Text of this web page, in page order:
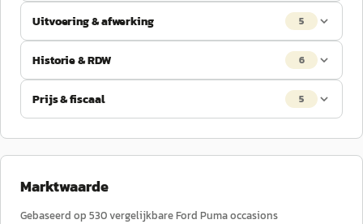
Uitvoering & afwerking 5
Historie & RDW 6
Prijs & fiscaal 5
Marktwaarde
Gebaseerd op 530vergelijkbareFord Pumaoccasions